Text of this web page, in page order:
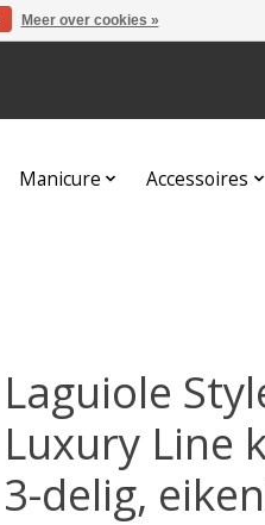
Manicure Accessoires
Laguiole
Luxury Line
3-delig,
Meer over cookies »